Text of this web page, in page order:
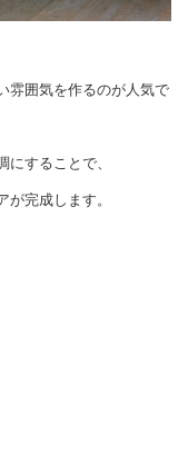
雰囲気を作るのが人気で
することで、
完成します。